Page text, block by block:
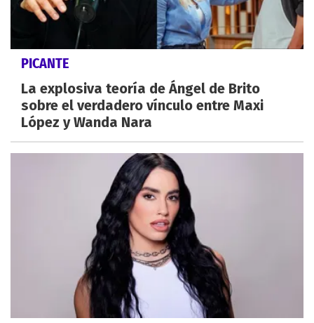
PICANTE
La explosiva teoría de Ángel de Brito
sobre el verdadero vínculo entre Maxi
López y Wanda Nara